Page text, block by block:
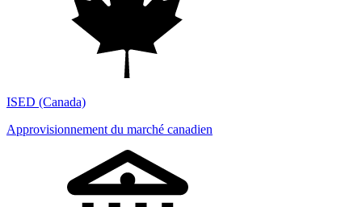
ISED (Canada)
Approvisionnement du marché canadien